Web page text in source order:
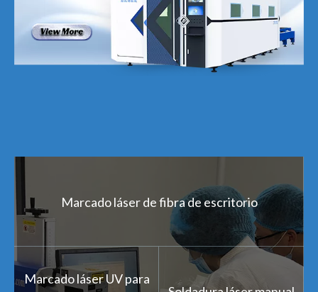
Marcado láser de fibra de escritorio
Marcado láser UV para